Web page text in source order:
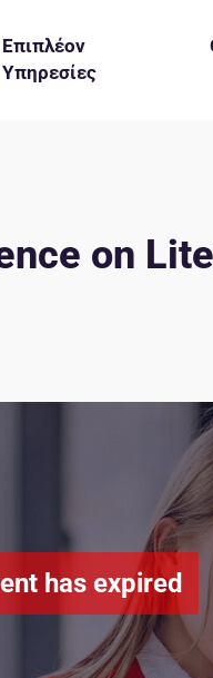
Επιπλέον
Υπηρεσίες
on
has expired